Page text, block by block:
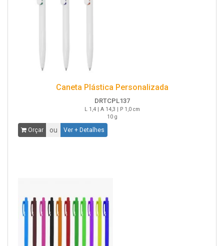
Caneta Plástica Personalizada
DRTCPL137
L 1,4 | A 14,3 | P 1,0 cm
10 g
Orçar ou Ver + Detalhes